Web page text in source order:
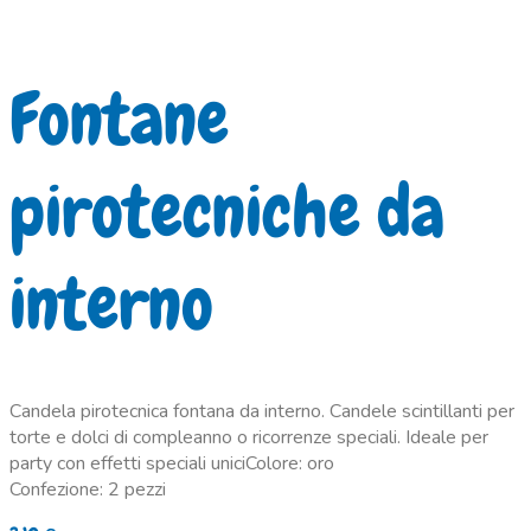
Fontane
pirotecniche da
interno
Candela pirotecnica fontana da interno. Candele scintillanti per
torte e dolci di compleanno o ricorrenze speciali. Ideale per
party con effetti speciali uniciColore: oro
Confezione: 2 pezzi